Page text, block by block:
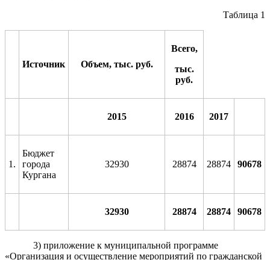
Таблица 1
Источник Объем, тыс. руб.
Всего,
тыс.
руб.
2015 2016 2017
1.
Бюджет
города
Кургана
32930 28874 28874 90678
32930 28874 28874 90678
3) приложение к муниципальной программе
«Организация и осуществление мероприятий по гражданской